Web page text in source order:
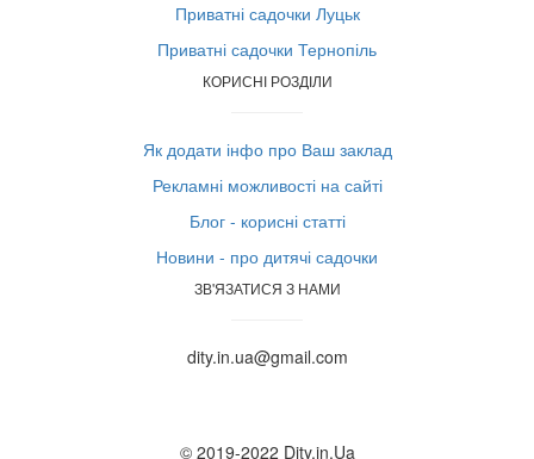
Приватні садочки Луцьк
Приватні садочки Тернопіль
КОРИСНІ РОЗДІЛИ
Як додати інфо про Ваш заклад
Рекламні можливості на сайті
Блог - корисні статті
Новини - про дитячі садочки
ЗВ'ЯЗАТИСЯ З НАМИ
dity.in.ua@gmail.com
© 2019-2022 Dity.in.Ua